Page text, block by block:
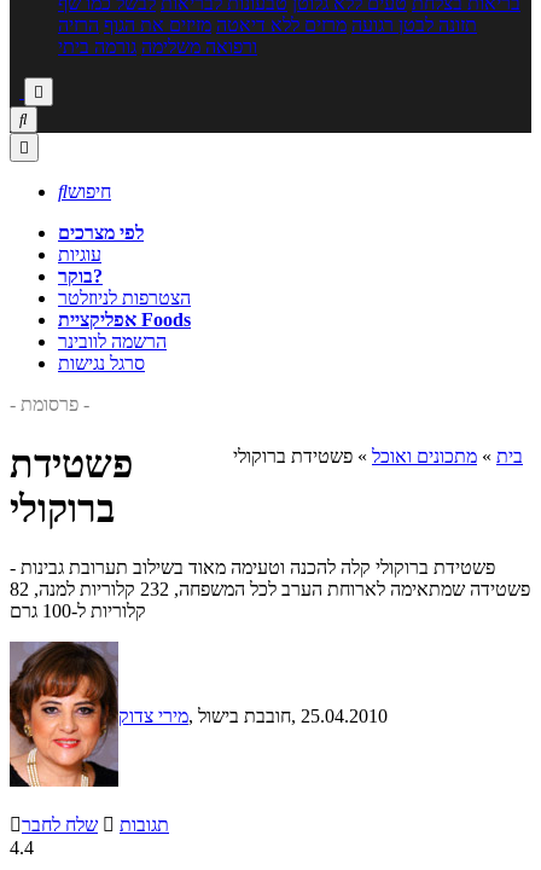
תזונה לבטן רגועה מרזים ללא דיאטה מזיזים את הגוף הרזיה
ורפואה משלימה גורמה ביתי



חיפוש
לפי מצרכים
עוגיות
בוקר?
הצטרפות לניוזלטר
אפליקציית Foods
הרשמה לוובינר
סרגל נגישות
- פרסומת -
בית » מתכונים ואוכל » פשטידת ברוקולי
פשטידת
ברוקולי
פשטידת ברוקולי קלה להכנה וטעימה מאוד בשילוב תערובת גבינות -
פשטידה שמתאימה לארוחת הערב לכל המשפחה, 232 קלוריות למנה, 82
קלוריות ל-100 גרם
מירי צדוק , חובבת בישול, 25.04.2010
שלח לחבר  תגובות
4.4